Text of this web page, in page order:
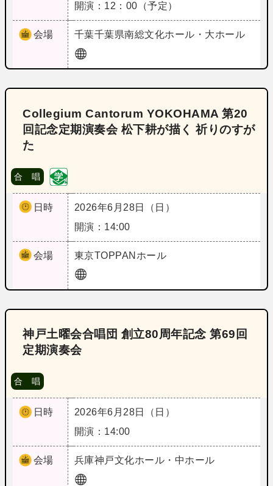
開演：12：00（予定）
会場 千葉千葉県南総文化ホール・大ホール
Collegium Cantorum YOKOHAMA 第20
回記念定期演奏会 松下耕が描く 祈りのすが
た
合 唱
日時
2026年6月28日（日）
開演：14:00
会場 東京TOPPANホール
神戸土曜会合唱団 創立80周年記念 第69回
定期演奏会
合 唱
日時
2026年6月28日（日）
開演：14:00
会場 兵庫神戸文化ホール・中ホール